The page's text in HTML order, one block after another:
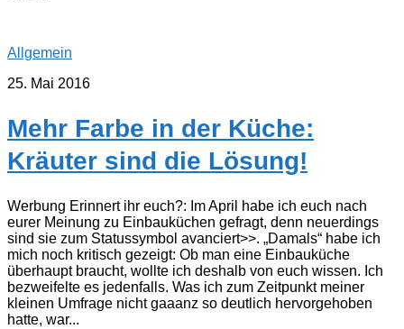
Allgemein
25. Mai 2016
Mehr Farbe in der Küche:
Kräuter sind die Lösung!
Werbung Erinnert ihr euch?: Im April habe ich euch nach
eurer Meinung zu Einbauküchen gefragt, denn neuerdings
sind sie zum Statussymbol avanciert>>. „Damals“ habe ich
mich noch kritisch gezeigt: Ob man eine Einbauküche
überhaupt braucht, wollte ich deshalb von euch wissen. Ich
bezweifelte es jedenfalls. Was ich zum Zeitpunkt meiner
kleinen Umfrage nicht gaaanz so deutlich hervorgehoben
hatte, war...